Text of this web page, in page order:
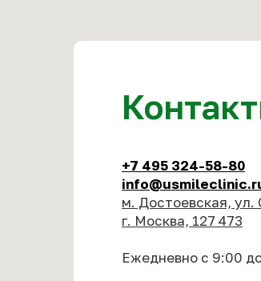
+7 495 324-58-80
м. Достоевская, ул.
г. Москва, 127 473
Ежедневно с 9:00